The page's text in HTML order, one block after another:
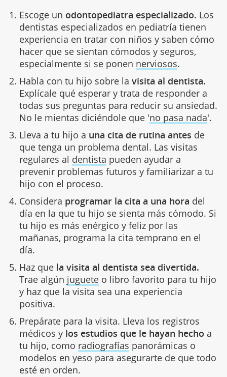
Escoge un odontopediatra especializado. Los
dentistas especializados en pediatría tienen
experiencia en tratar con niños y saben cómo
hacer que se sientan cómodos y seguros,
especialmente si se ponen nerviosos.
Habla con tu hijo sobre la visita al dentista.
Explícale qué esperar y trata de responder a
todas sus preguntas para reducir su ansiedad.
No le mientas diciéndole que 'no pasa nada'.
Lleva a tu hijo a una cita de rutina antes de
que tenga un problema dental. Las visitas
regulares al dentista pueden ayudar a
prevenir problemas futuros y familiarizar a tu
hijo con el proceso.
Considera programar la cita a una hora del
día en la que tu hijo se sienta más cómodo. Si
tu hijo es más enérgico y feliz por las
mañanas, programa la cita temprano en el
día.
Haz que la visita al dentista sea divertida.
Trae algún jugueteo libro favorito para tu hijo
y haz que la visita sea una experiencia
positiva.
Prepárate para la visita. Lleva los registros
médicos y los estudios que le hayan hecho a
tu hijo, como radiografías panorámicas o
modelos en yeso para asegurarte de que todo
esté en orden.